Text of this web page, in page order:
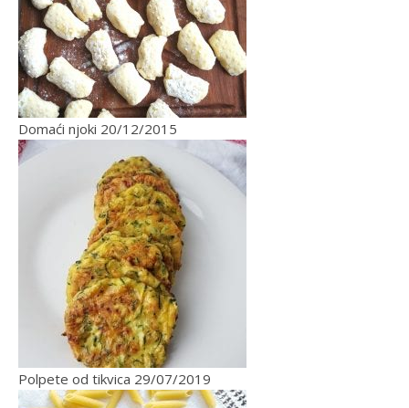
Domaći njoki 20/12/2015
Polpete od tikvica 29/07/2019